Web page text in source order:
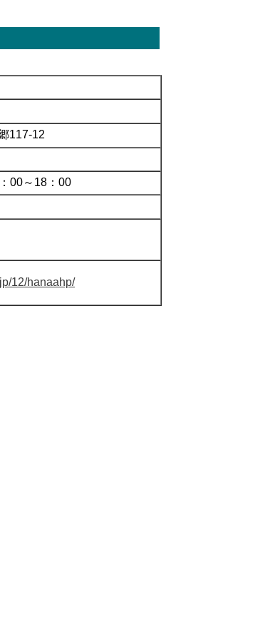
117-12
00～18：00
12/hanaahp/